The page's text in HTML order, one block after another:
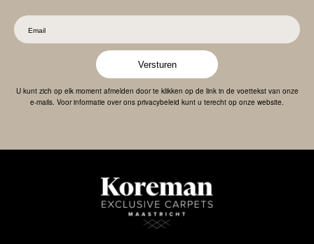
Versturen
U kunt zich op elk moment afmelden door te klikken op de link in de voettekst van onze
e-mails. Voor informatie over ons privacybeleid kunt u terecht op onze website.